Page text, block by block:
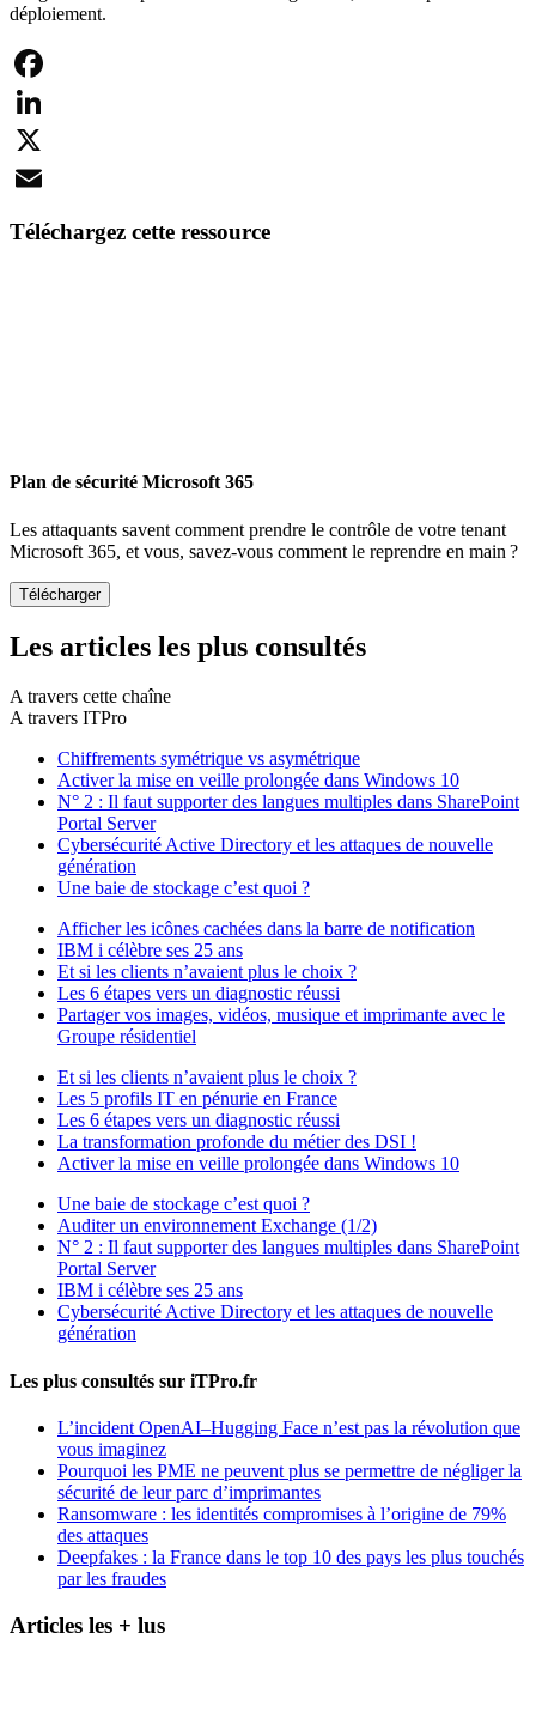
déploiement.
Facebook
LinkedIn
X
Téléchargez cette ressource
Plan de sécurité Microsoft 365
Les attaquants savent comment prendre le contrôle de votre tenant
Microsoft 365, et vous, savez-vous comment le reprendre en main ?
Les articles les plus consultés
A travers cette chaîne
A travers ITPro
Chiffrements symétrique vs asymétrique
Activer la mise en veille prolongée dans Windows 10
N° 2 : Il faut supporter des langues multiples dans SharePoint
Portal Server
Cybersécurité Active Directory et les attaques de nouvelle
génération
Une baie de stockage c’est quoi ?
Afficher les icônes cachées dans la barre de notification
IBM i célèbre ses 25 ans
Et si les clients n’avaient plus le choix ?
Les 6 étapes vers un diagnostic réussi
Partager vos images, vidéos, musique et imprimante avec le
Groupe résidentiel
Et si les clients n’avaient plus le choix ?
Les 5 profils IT en pénurie en France
Les 6 étapes vers un diagnostic réussi
La transformation profonde du métier des DSI !
Activer la mise en veille prolongée dans Windows 10
Une baie de stockage c’est quoi ?
Auditer un environnement Exchange (1/2)
N° 2 : Il faut supporter des langues multiples dans SharePoint
Portal Server
IBM i célèbre ses 25 ans
Cybersécurité Active Directory et les attaques de nouvelle
génération
Les plus consultés sur iTPro.fr
L’incident OpenAI–Hugging Face n’est pas la révolution que
vous imaginez
Pourquoi les PME ne peuvent plus se permettre de négliger la
sécurité de leur parc d’imprimantes
Ransomware : les identités compromises à l’origine de 79%
des attaques
Deepfakes : la France dans le top 10 des pays les plus touchés
par les fraudes
Articles les + lus